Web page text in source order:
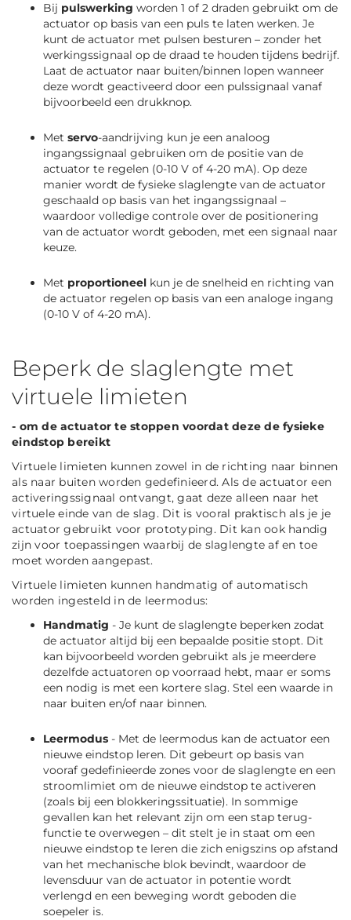
Bij pulswerking worden 1 of 2 draden gebruikt om de
actuator op basis van een puls te laten werken. Je
kunt de actuator met pulsen besturen – zonder het
werkingssignaal op de draad te houden tijdens bedrijf.
Laat de actuator naar buiten/binnen lopen wanneer
deze wordt geactiveerd door een pulssignaal vanaf
bijvoorbeeld een drukknop.
Met servo-aandrijving kun je een analoog
ingangssignaal gebruiken om de positie van de
actuator te regelen (0-10 V of 4-20 mA). Op deze
manier wordt de fysieke slaglengte van de actuator
geschaald op basis van het ingangssignaal –
waardoor volledige controle over de positionering
van de actuator wordt geboden, met een signaal naar
keuze.
Met proportioneel kun je de snelheid en richting van
de actuator regelen op basis van een analoge ingang
(0-10 V of 4-20 mA).
Beperk de slaglengte met
virtuele limieten
- om de actuator te stoppen voordat deze de fysieke
eindstop bereikt
Virtuele limieten kunnen zowel in de richting naar binnen
als naar buiten worden gedefinieerd. Als de actuator een
activeringssignaal ontvangt, gaat deze alleen naar het
virtuele einde van de slag. Dit is vooral praktisch als je je
actuator gebruikt voor prototyping. Dit kan ook handig
zijn voor toepassingen waarbij de slaglengte af en toe
moet worden aangepast.
Virtuele limieten kunnen handmatig of automatisch
worden ingesteld in de leermodus:
Handmatig - Je kunt de slaglengte beperken zodat
de actuator altijd bij een bepaalde positie stopt. Dit
kan bijvoorbeeld worden gebruikt als je meerdere
dezelfde actuatoren op voorraad hebt, maar er soms
een nodig is met een kortere slag. Stel een waarde in
naar buiten en/of naar binnen.
Leermodus - Met de leermodus kan de actuator een
nieuwe eindstop leren. Dit gebeurt op basis van
vooraf gedefinieerde zones voor de slaglengte en een
stroomlimiet om de nieuwe eindstop te activeren
(zoals bij een blokkeringssituatie). In sommige
gevallen kan het relevant zijn om een stap terug-
functie te overwegen – dit stelt je in staat om een
nieuwe eindstop te leren die zich enigszins op afstand
van het mechanische blok bevindt, waardoor de
levensduur van de actuator in potentie wordt
verlengd en een beweging wordt geboden die
soepeler is.